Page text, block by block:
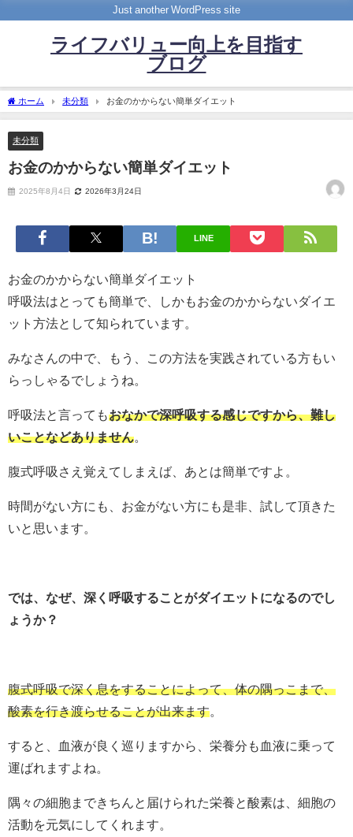
Just another WordPress site
ライフバリュー向上を目指す
ブログ
ホーム 未分類 お金のかからない簡単ダイエット
未分類
お金のかからない簡単ダイエット
2025年8月4日 2026年3月24日
LINE
お金のかからない簡単ダイエット
呼吸法はとっても簡単で、しかもお金のかからないダイエ
ット方法として知られています。
みなさんの中で、もう、この方法を実践されている方もい
らっしゃるでしょうね。
呼吸法と言ってもおなかで深呼吸する感じですから、難し
いことなどありません
腹式呼吸さえ覚えてしまえば、あとは簡単ですよ。
時間がない方にも、お金がない方にも是非、試して頂きた
いと思います。
では、なぜ、深く呼吸することがダイエットになるのでし
ょうか？
腹式呼吸で深く息をすることによって、体の隅っこまで、
酸素を行き渡らせることが出来ます
すると、血液が良く巡りますから、栄養分も血液に乗って
運ばれますよね。
隅々の細胞まできちんと届けられた栄養と酸素は、細胞の
活動を元気にしてくれます。